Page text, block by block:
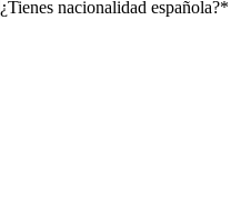
¿Tienes nacionalidad española?*